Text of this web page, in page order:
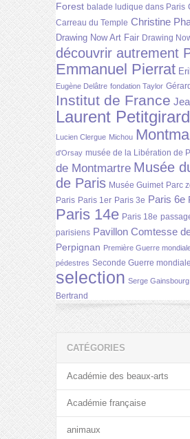
Forest balade ludique dans Paris
Carreau du Temple Christine
Drawing Now Art Fair Drawing
découvrir autrement
Emmanuel Pierrat
Eugène Delâtre fondation Taylor
Institut de France
Laurent Petitgirard
Lucien Clergue Michou
d'Orsay musée de la Libération de
de Montmartre Musée
de Paris Musée Guimet Parc
Paris Paris 1er Paris 3e Paris 6e
Paris 14e Paris 18e
parisiens Pavillon Comtesse
Perpignan Première Guerre
pédestres Seconde Guerre mondiale
selection Serge Gainsbourg
Bertrand
CATÉGORIES
Académie des beaux-arts
Académie française
animaux